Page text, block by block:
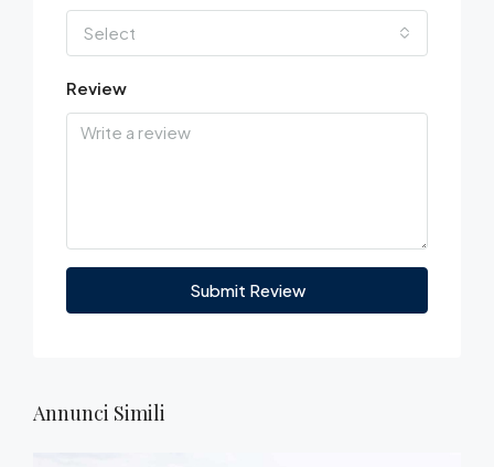
Select
Review
Submit Review
Annunci Simili